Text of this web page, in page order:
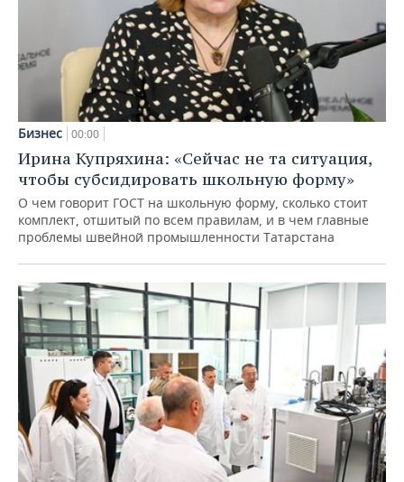
Бизнес 00:00
Ирина Купряхина: «Сейчас не та ситуация,
чтобы субсидировать школьную форму»
О чем говорит ГОСТ на школьную форму, сколько стоит
комплект, отшитый по всем правилам, и в чем главные
проблемы швейной промышленности Татарстана